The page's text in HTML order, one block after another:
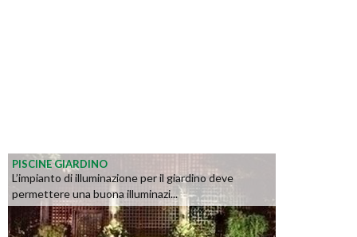
PISCINE GIARDINO
L’impianto di illuminazione per il giardino deve
permettere una buona illuminazi...